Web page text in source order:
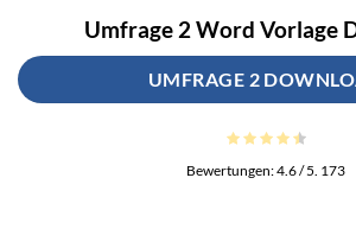
Umfrage 2 Word Vorlage
UMFRAGE 2
Bewertungen:4.6/ 5. 173